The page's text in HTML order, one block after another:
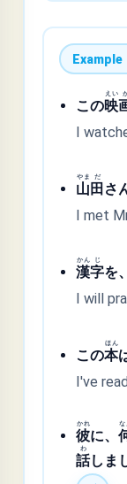
この映
えい
I
山
やま
田
だ
さ
I met
漢
かん
字
じ
を、
I will
この本
ほん
I've
彼
かれ
に、
な
話
わ
しま